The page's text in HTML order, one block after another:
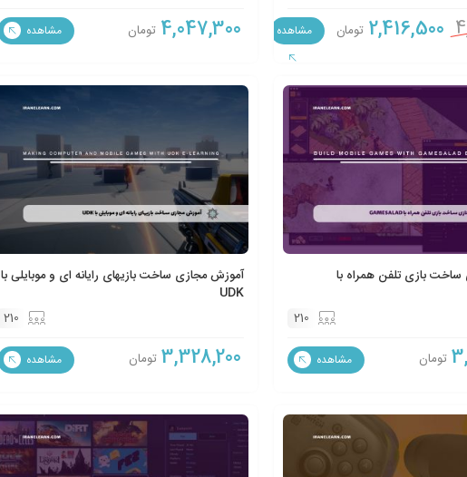
2,416,500 تومان مشاهده 4,047,300 تومان مشاهده
بازی تلفن همراه با
210
تومان مشاهده
آموزش مجازی ساخت بازیهای رایانه ای و موبایلی با
UDK
210
3,328,200 تومان مشاهده